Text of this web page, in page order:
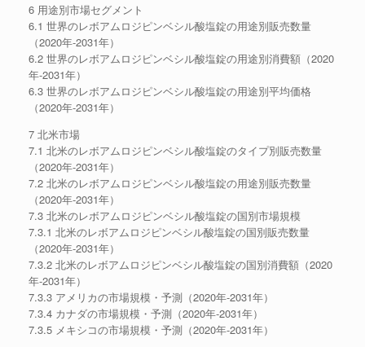
6 用途別市場セグメント
6.1 世界のレボアムロジピンベシル酸塩錠の用途別販売数量
（2020年-2031年）
6.2 世界のレボアムロジピンベシル酸塩錠の用途別消費額（2020
年-2031年）
6.3 世界のレボアムロジピンベシル酸塩錠の用途別平均価格
（2020年-2031年）
7 北米市場
7.1 北米のレボアムロジピンベシル酸塩錠のタイプ別販売数量
（2020年-2031年）
7.2 北米のレボアムロジピンベシル酸塩錠の用途別販売数量
（2020年-2031年）
7.3 北米のレボアムロジピンベシル酸塩錠の国別市場規模
7.3.1 北米のレボアムロジピンベシル酸塩錠の国別販売数量
（2020年-2031年）
7.3.2 北米のレボアムロジピンベシル酸塩錠の国別消費額（2020
年-2031年）
7.3.3 アメリカの市場規模・予測（2020年-2031年）
7.3.4 カナダの市場規模・予測（2020年-2031年）
7.3.5 メキシコの市場規模・予測（2020年-2031年）